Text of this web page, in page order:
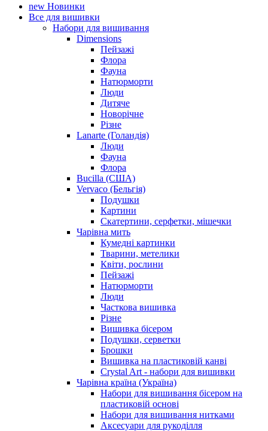
new Новинки
Все для вишивки
Набори для вишивання
Dimensions
Пейзажі
Флора
Фауна
Натюрморти
Люди
Дитяче
Новорічне
Різне
Lanarte (Голандія)
Люди
Фауна
Флора
Bucilla (США)
Vervaco (Бельгія)
Подушки
Картини
Скатертини, серфетки, мішечки
Чарiвна мить
Кумедні картинки
Тварини, метелики
Квіти, рослини
Пейзажі
Натюрморти
Люди
Часткова вишивка
Різне
Вишивка бісером
Подушки, серветки
Брошки
Вишивка на пластиковій канві
Crystal Art - набори для вишивки
Чарівна країна (Україна)
Набори для вишивання бісером на
пластиковій основі
Набори для вишивання нитками
Аксесуари для рукоділля